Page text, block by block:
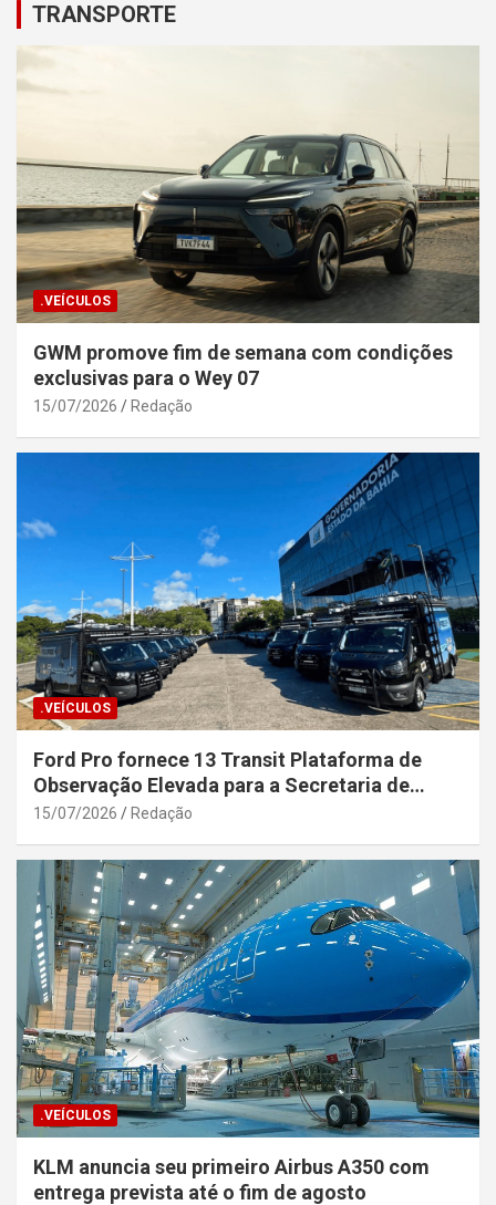
TRANSPORTE
.VEÍCULOS
GWM promove fim de semana com condições
exclusivas para o Wey 07
15/07/2026 Redação
.VEÍCULOS
Ford Pro fornece 13 Transit Plataforma de
Observação Elevada para a Secretaria de
Segurança Pública da Bahia
15/07/2026 Redação
.VEÍCULOS
KLM anuncia seu primeiro Airbus A350 com
entrega prevista até o fim de agosto